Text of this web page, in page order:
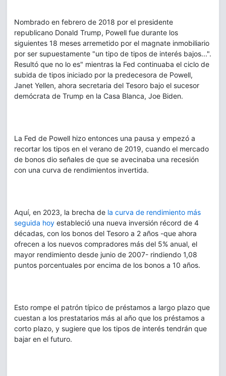
Nombrado en febrero de 2018 por el presidente
republicano Donald Trump, Powell fue durante los
siguientes 18 meses arremetido por el magnate inmobiliario
por ser supuestamente "un tipo de tipos de interés bajos...".
Resultó que no lo es" mientras la Fed continuaba el ciclo de
subida de tipos iniciado por la predecesora de Powell,
Janet Yellen, ahora secretaria del Tesoro bajo el sucesor
demócrata de Trump en la Casa Blanca, Joe Biden.
La Fed de Powell hizo entonces una pausa y empezó a
recortar los tipos en el verano de 2019, cuando el mercado
de bonos dio señales de que se avecinaba una recesión
con una curva de rendimientos invertida.
Aquí, en 2023, la brecha de la curva de rendimiento más
seguida hoy estableció una nueva inversión récord de 4
décadas, con los bonos del Tesoro a 2 años -que ahora
ofrecen a los nuevos compradores más del 5% anual, el
mayor rendimiento desde junio de 2007- rindiendo 1,08
puntos porcentuales por encima de los bonos a 10 años.
Esto rompe el patrón típico de préstamos a largo plazo que
cuestan a los prestatarios más al año que los préstamos a
corto plazo, y sugiere que los tipos de interés tendrán que
bajar en el futuro.